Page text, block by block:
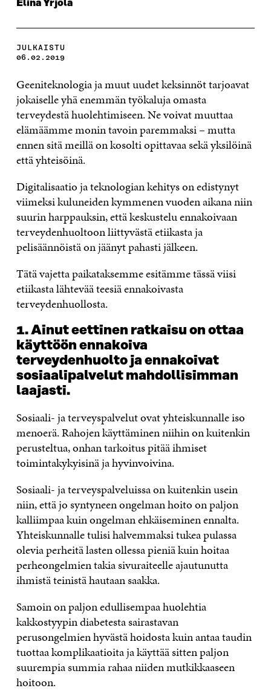
Elina Yrjölä
JULKAISTU
06.02.2019
Geeniteknologia ja muut uudet keksinnöt tarjoavat
jokaiselle yhä enemmän työkaluja omasta
terveydestä huolehtimiseen. Ne voivat muuttaa
elämäämme monin tavoin paremmaksi – mutta
ennen sitä meillä on kosolti opittavaa sekä yksilöinä
että yhteisöinä.
Digitalisaatio ja teknologian kehitys on edistynyt
viimeksi kuluneiden kymmenen vuoden aikana niin
suurin harppauksin, että keskustelu ennakoivaan
terveydenhuoltoon liittyvästä etiikasta ja
pelisäännöistä on jäänyt pahasti jälkeen.
Tätä vajetta paikataksemme esitämme tässä viisi
etiikasta lähtevää teesiä ennakoivasta
terveydenhuollosta.
1. Ainut eettinen ratkaisu on ottaa
käyttöön ennakoiva
terveydenhuolto ja ennakoivat
sosiaalipalvelut mahdollisimman
laajasti.
Sosiaali- ja terveyspalvelut ovat yhteiskunnalle iso
menoerä. Rahojen käyttäminen niihin on kuitenkin
perusteltua, onhan tarkoitus pitää ihmiset
toimintakykyisinä ja hyvinvoivina.
Sosiaali- ja terveyspalveluissa on kuitenkin usein
niin, että jo syntyneen ongelman hoito on paljon
kalliimpaa kuin ongelman ehkäiseminen ennalta.
Yhteiskunnalle tulisi halvemmaksi tukea pulassa
olevia perheitä lasten ollessa pieniä kuin hoitaa
perheongelmien takia sivuraiteelle ajautunutta
ihmistä teinistä hautaan saakka.
Samoin on paljon edullisempaa huolehtia
kakkostyypin diabetesta sairastavan
perusongelmien hyvästä hoidosta kuin antaa taudin
tuottaa komplikaatioita ja käyttää sitten paljon
suurempia summia rahaa niiden mutkikkaaseen
hoitoon.